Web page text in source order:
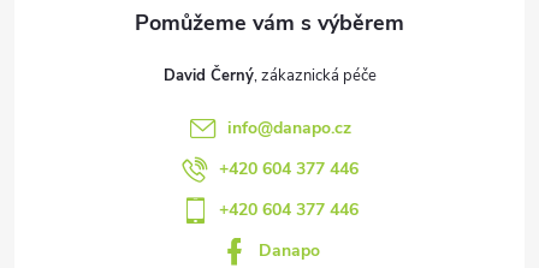
David Černý
info@danapo.cz
+420 604 377 446
+420 604 377 446
Danapo